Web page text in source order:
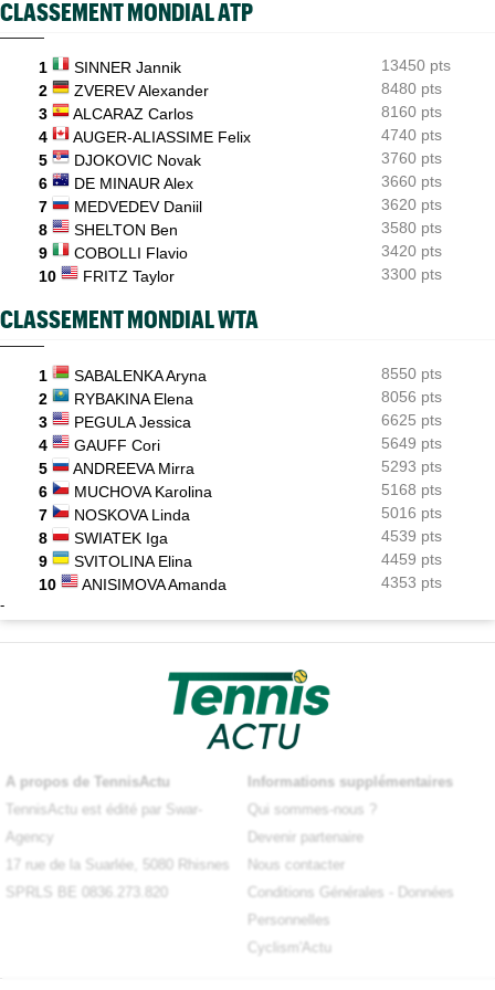
ATP / WTA
08:14
ATP - Blessure
Les galères continuent pour Sebastian Korda, opéré du dos...
07:28
ATP - Montréal
Shapovalov : "N'importe qui peut battre n'importe qui sauf..."
CLASSEMENT MONDIAL ATP
1 SINNER Jannik
13450 pts
2
ZVEREV Alexander
8480 pts
3
ALCARAZ Carlos
8160 pts
4
AUGER-ALIASSIME Felix
4740 pts
5
DJOKOVIC Novak
3760 pts
6
DE MINAUR Alex
3660 pts
7
MEDVEDEV Daniil
3620 pts
8
SHELTON Ben
3580 pts
9
COBOLLI Flavio
3420 pts
10
FRITZ Taylor 3300 pts
CLASSEMENT MONDIAL WTA
1 SABALENKA Aryna
8550 pts
2
RYBAKINA Elena
8056 pts
3
PEGULA Jessica
6625 pts
4
GAUFF Cori
5649 pts
5
ANDREEVA Mirra
5293 pts
6
MUCHOVA Karolina
5168 pts
7
NOSKOVA Linda
5016 pts
8
SWIATEK Iga
4539 pts
9
SVITOLINA Elina
4459 pts
10
ANISIMOVA Amanda 4353 pts
-
A propos de TennisActu
TennisActu est édité par Swar-
Agency
17 rue de la Suarlée, 5080 Rhisnes
SPRLS BE 0836.273.820
Informations supplémentaires
Qui sommes-nous ?
Devenir partenaire
Nous contacter
Conditions Générales
Données
Personnelles
Cyclism'Actu